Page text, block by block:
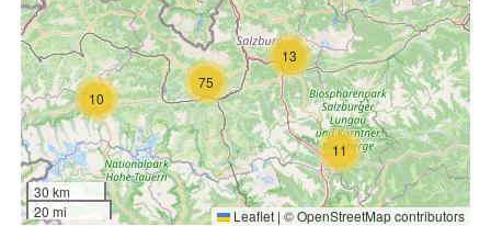
10
11
13
75
30 km
20 mi
Leaflet | ©OpenStreetMapcontributors